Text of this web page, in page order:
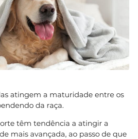
atingem a maturidade entre os
da raça.
têm tendência a atingir a
mais avançada, ao passo de que